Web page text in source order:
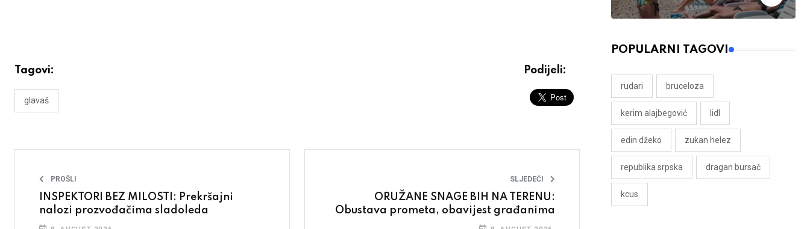
Tagovi:
glavaš
Podijeli:
PROŠLI
INSPEKTORI BEZ MILOSTI: Prekršajni
nalozi prozvođačima sladoleda
SLJEDEĆI
ORUŽANE SNAGE BIH NA TERENU:
Obustava prometa, obavijest građanima
POPULARNI TAGOVI
rudari bruceloza
kerim alajbegović lidl
edin džeko zukan helez
republika srpska dragan bursač
kcus